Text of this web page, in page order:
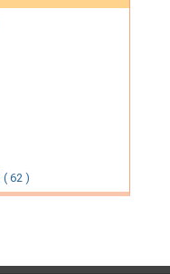
( 62 )